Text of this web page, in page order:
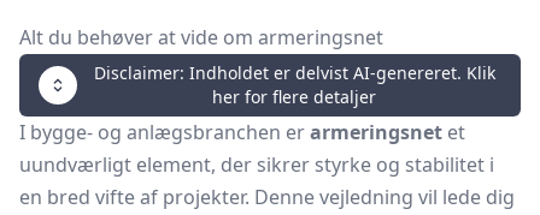
Alt du behøver at vide om armeringsnet
Disclaimer: Indholdet er delvist AI-genereret. Klik
her for flere detaljer
I bygge- og anlægsbranchen erarmeringsnet et
uundværligt element, der sikrer styrke og stabilitet i
en bred vifte af projekter. Denne vejledning vil lede dig